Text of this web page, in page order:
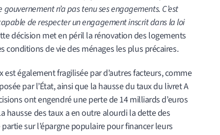
gouvernement n’a pas tenu ses engagements. C’est
de respecter un engagement inscrit dans la loi
décision met en péril la rénovation des logements
de vie des ménages les plus précaires.
également fragilisée par d’autres facteurs, comme
par l’État, ainsi que la hausse du taux du livret A
ont engendré une perte de 14 milliards d’euros
hausse des taux a en outre alourdi la dette des
sur l’épargne populaire pour financer leurs